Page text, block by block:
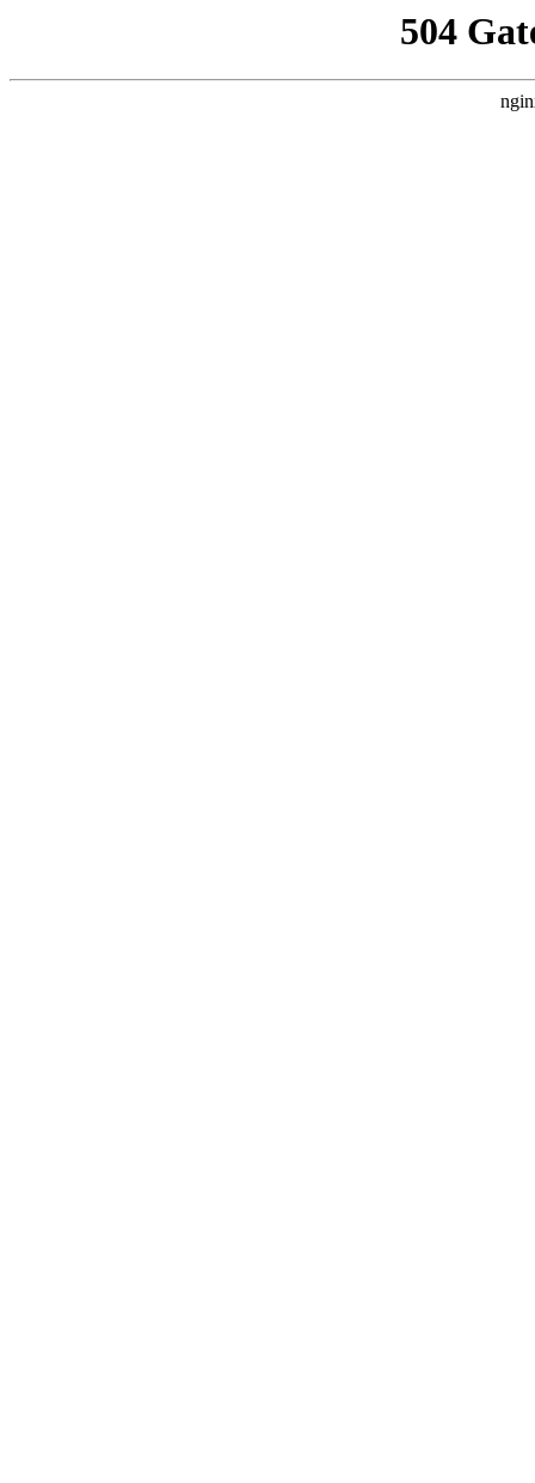
504